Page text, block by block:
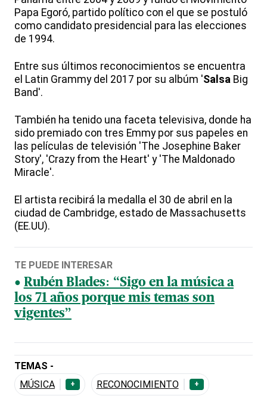
Papa Egoró, partido político con el que se postuló
como candidato presidencial para las elecciones
de 1994.
Entre sus últimos reconocimientos se encuentra
el Latin Grammy del 2017 por su albúm 'Salsa Big
Band'.
También ha tenido una faceta televisiva, donde ha
sido premiado con tres Emmy por sus papeles en
las películas de televisión 'The Josephine Baker
Story', 'Crazy from the Heart' y 'The Maldonado
Miracle'.
El artista recibirá la medalla el 30 de abril en la
ciudad de Cambridge, estado de Massachusetts
(EE.UU).
TE PUEDE INTERESAR
Rubén Blades: “Sigo en la música a
los 71 años porque mis temas son
vigentes”
TEMAS -
MÚSICA
+ RECONOCIMIENTO +